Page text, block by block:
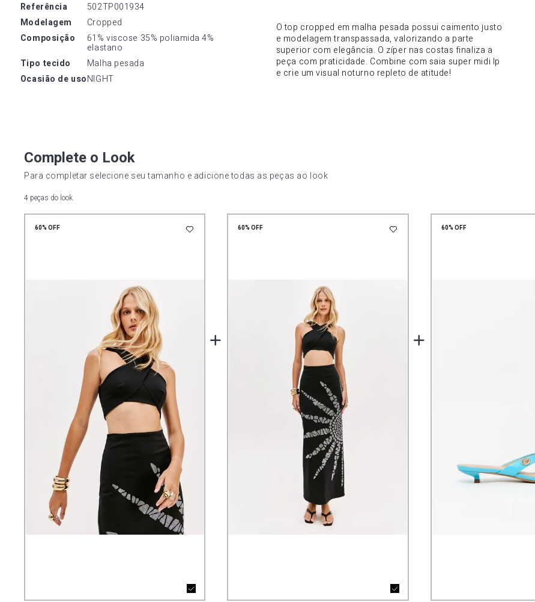
referência
502TP001934
modelagem
Cropped
composição
61% viscose 35% poliamida 4%
elastano
tipo tecido
Malha pesada
ocasião de usoNIGHT
O top cropped em malha pesada possui caimento justo
e modelagem transpassada, valorizando a parte
superior com elegância. O zíper nas costas finaliza a
peça com praticidade. Combine com saia super midi lp
e crie um visual noturno repleto de atitude!
Complete o Look
Para completar selecione seu tamanho e adicione todas as peças ao look
4 peças do look
60% OFF 60% OFF 60% OFF